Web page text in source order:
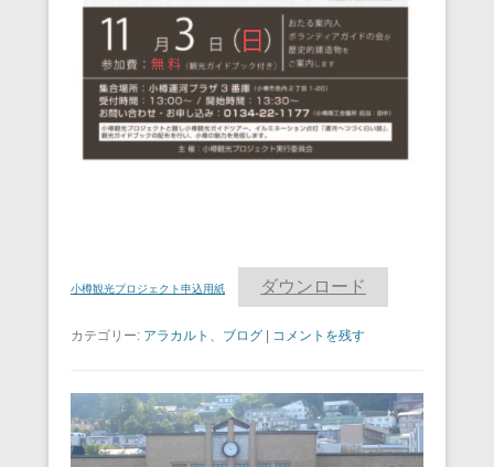
小樽観光プロジェクト申込用紙 ダウンロード
カテゴリー: アラカルト 、 ブログ | コメントを残す